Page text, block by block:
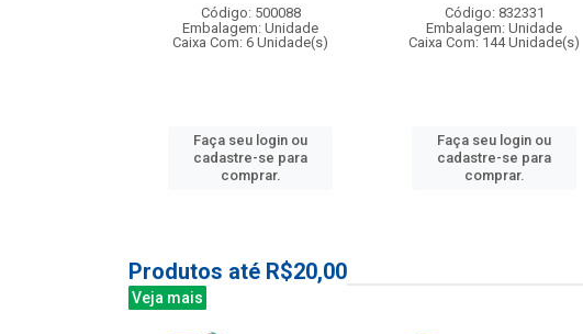
Código: 500088
Embalagem: Unidade
Caixa Com: 6 Unidade(s)
Faça seu login ou
cadastre-se para
comprar.
Código: 832331
Embalagem: Unidade
Caixa Com: 144 Unidade(s)
Faça seu login ou
cadastre-se para
comprar.
Produtos até R$20,00
Veja mais